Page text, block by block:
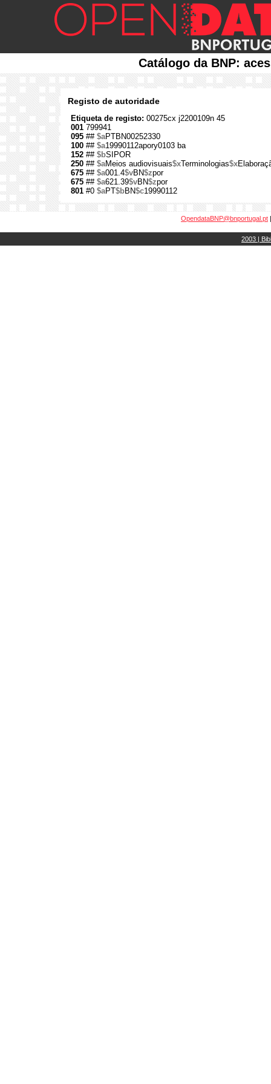
Catálogo da BNP:
Registo de autoridade
Etiqueta de registo: 00275cx j2200109n 45
001 799941
095 ## $aPTBN00252330
100 ## $a19990112apory0103 ba
152 ## $bSIPOR
250 ## $aMeios audiovisuais$xTerminologias$x
675 ## $a001.4$vBN$zpor
675 ## $a621.39$vBN$zpor
801 #0 $aPT$bBN$c19990112
OpendataBNP@bnportugal.pt
2003 |